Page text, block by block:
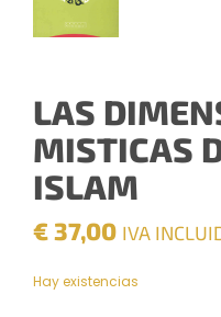
LAS
MISTICAS
ISLAM
€37,00 IVA
Hay existencias